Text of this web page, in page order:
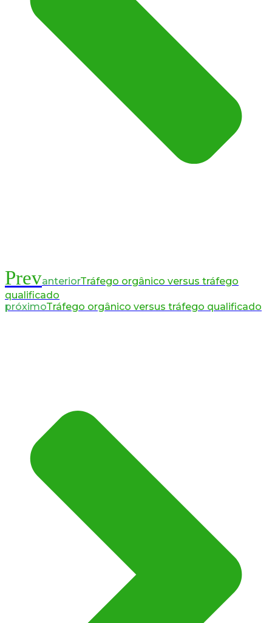
PrevanteriorTráfego orgânico versus tráfego
qualificado
próximoTráfego orgânico versus tráfego qualificado